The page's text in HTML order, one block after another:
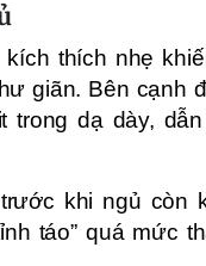
thích nhẹ
giãn. Bên cạnh
trong dạ dày,
khi ngủ còn
táo” quá mức